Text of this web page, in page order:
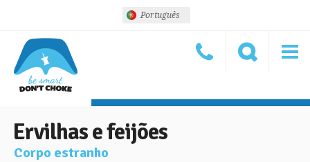
Português
Ervilhas e feijões
Corpo estranho